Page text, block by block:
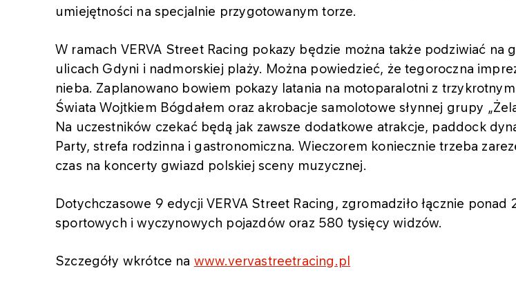
umiejętności na specjalnie przygotowanym torze.
W ramach VERVA Street Racing pokazy będzie można także podziwiać na
ulicach Gdyni i nadmorskiej plaży. Można powiedzieć, że tegoroczna
nieba. Zaplanowano bowiem pokazy latania na motoparalotni z
Świata Wojtkiem Bógdałem oraz akrobacje samolotowe słynnej grupy
Na uczestników czekać będą jak zawsze dodatkowe atrakcje, paddock
Party, strefa rodzinna i gastronomiczna. Wieczorem koniecznie trzeba
czas na koncerty gwiazd polskiej sceny muzycznej.
Dotychczasowe 9 edycji VERVA Street Racing, zgromadziło łącznie ponad
sportowych i wyczynowych pojazdów oraz 580 tysięcy widzów.
Szczegóły wkrótce na www.vervastreetracing.pl